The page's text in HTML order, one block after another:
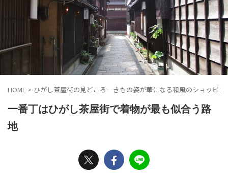
HOME > ひがし茶屋街の見どころ－きもの姿が華になる和風のショッピン
一番丁はひがし茶屋街で着物が最も似合う路
地